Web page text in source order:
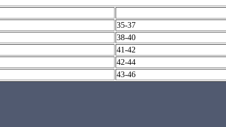
35-37
38-40
41-42
42-44
43-46